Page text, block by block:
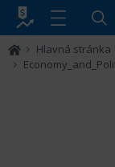
Hlavná stránka